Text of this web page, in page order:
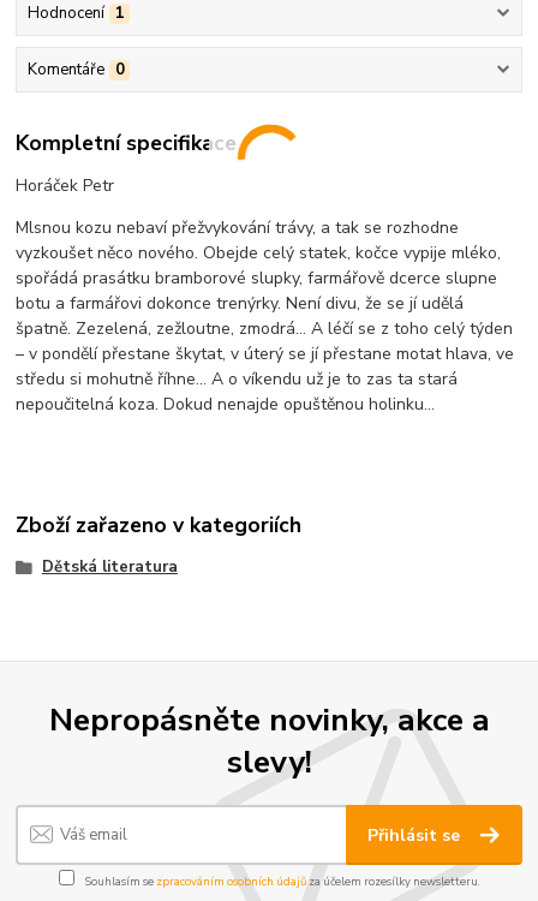
Hodnocení 1
Komentáře 0
Kompletní specifikace
Horáček Petr
Mlsnou kozu nebaví přežvykování trávy, a tak se rozhodne
vyzkoušet něco nového. Obejde celý statek, kočce vypije mléko,
spořádá prasátku bramborové slupky, farmářově dcerce slupne
botu a farmářovi dokonce trenýrky. Není divu, že se jí udělá
špatně. Zezelená, zežloutne, zmodrá… A léčí se z toho celý týden
– v pondělí přestane škytat, v úterý se jí přestane motat hlava, ve
středu si mohutně říhne… A o víkendu už je to zas ta stará
nepoučitelná koza. Dokud nenajde opuštěnou holinku...
Zboží zařazeno v kategoriích
Dětská literatura
Nepropásněte novinky, akce a
slevy!
Přihlásit se
Souhlasím se zpracováním osobních údajůza účelem rozesílky newsletteru.